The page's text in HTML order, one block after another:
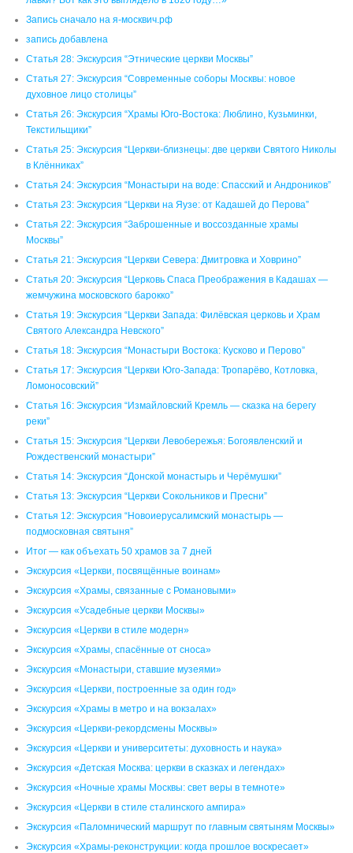
Запись сначало на я-москвич.рф
запись добавлена
Статья 28: Экскурсия “Этнические церкви Москвы”
Статья 27: Экскурсия “Современные соборы Москвы: новое
духовное лицо столицы”
Статья 26: Экскурсия “Храмы Юго-Востока: Люблино, Кузьминки,
Текстильщики”
Статья 25: Экскурсия “Церкви-близнецы: две церкви Святого Николы
в Клённиках”
Статья 24: Экскурсия “Монастыри на воде: Спасский и Андроников”
Статья 23: Экскурсия “Церкви на Яузе: от Кадашей до Перова”
Статья 22: Экскурсия “Заброшенные и воссозданные храмы
Москвы”
Статья 21: Экскурсия “Церкви Севера: Дмитровка и Ховрино”
Статья 20: Экскурсия “Церковь Спаса Преображения в Кадашах —
жемчужина московского барокко”
Статья 19: Экскурсия “Церкви Запада: Филёвская церковь и Храм
Святого Александра Невского”
Статья 18: Экскурсия “Монастыри Востока: Кусково и Перово”
Статья 17: Экскурсия “Церкви Юго-Запада: Тропарёво, Котловка,
Ломоносовский”
Статья 16: Экскурсия “Измайловский Кремль — сказка на берегу
реки”
Статья 15: Экскурсия “Церкви Левобережья: Богоявленский и
Рождественский монастыри”
Статья 14: Экскурсия “Донской монастырь и Черёмушки”
Статья 13: Экскурсия “Церкви Сокольников и Пресни”
Статья 12: Экскурсия “Новоиерусалимский монастырь —
подмосковная святыня”
Итог — как объехать 50 храмов за 7 дней
Экскурсия «Церкви, посвящённые воинам»
Экскурсия «Храмы, связанные с Романовыми»
Экскурсия «Усадебные церкви Москвы»
Экскурсия «Церкви в стиле модерн»
Экскурсия «Храмы, спасённые от сноса»
Экскурсия «Монастыри, ставшие музеями»
Экскурсия «Церкви, построенные за один год»
Экскурсия «Храмы в метро и на вокзалах»
Экскурсия «Церкви-рекордсмены Москвы»
Экскурсия «Церкви и университеты: духовность и наука»
Экскурсия «Детская Москва: церкви в сказках и легендах»
Экскурсия «Ночные храмы Москвы: свет веры в темноте»
Экскурсия «Церкви в стиле сталинского ампира»
Экскурсия «Паломнический маршрут по главным святыням Москвы»
Экскурсия «Храмы-реконструкции: когда прошлое воскресает»